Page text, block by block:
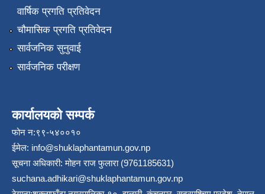
वार्षिक प्रगति प्रतिवेदन
चौमासिक प्रगति प्रतिवेदन
सार्वजनिक सुनुवाई
सार्वजनिक परीक्षण
कार्यालयको सम्पर्क
फोन न:९९-५४००१०
ईमेल: info@shuklaphantamun.gov.np
सूचना अधिकारी: मोहन राज फुलारा (9761185631)
suchana.adhikari@shuklaphantamun.gov.np